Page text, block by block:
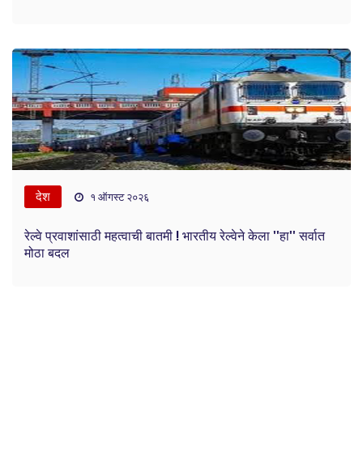
देश १ ऑगस्ट २०२६
रेल्वे प्रवाशांसाठी महत्वाची बातमी ! भारतीय रेल्वेने केला ''हा'' सर्वात
मोठा बदल